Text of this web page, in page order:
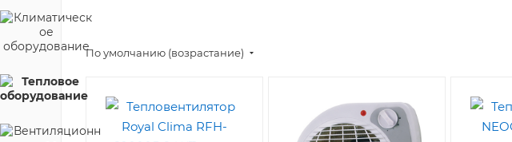
По умолчанию (возрастание)